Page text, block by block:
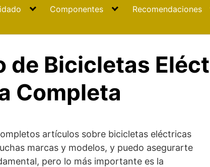
Componentes Recomendaciones
de Bicicletas
Completa
artículos sobre bicicletas eléctricas
marcas y modelos, y puedo asegurarte
pero lo más importante es la